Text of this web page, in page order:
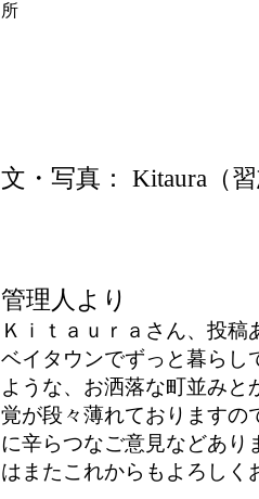
所
文・写真： Kitaura
管理人より
Ｋｉｔａｕｒａさん、投
ベイタウンでずっと暮らし
ような、お洒落な町並み
覚が段々薄れておりますの
に辛らつなご意見などあり
はまたこれからもよろしく